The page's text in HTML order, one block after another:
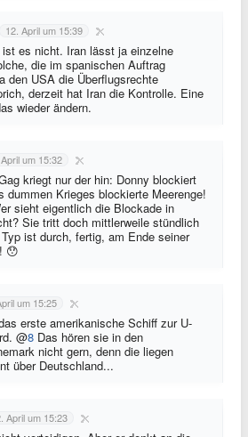
12. April um 15:39
es nicht. Iran lässt ja einzelne
die im spanischen Auftrag
den USA die Überflugsrechte
derzeit hat Iran die Kontrolle. Eine
wieder ändern.
um 15:32
kriegt nur der hin: Donny blockiert
dummen Krieges blockierte Meerenge!
sieht eigentlich die Blockade in
Sie tritt doch mittlerweile stündlich
ist durch, fertig, am Ende seiner
😯
um 15:25
erste amerikanische Schiff zur U-
@8 Das hören sie in den
nicht gern, denn die liegen
über Deutschland...
April um 15:23